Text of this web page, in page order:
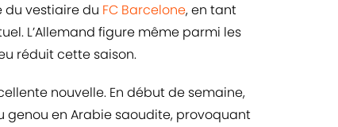
du vestiaire du FC Barcelone, en tant
L’Allemand figure même parmi les
réduit cette saison.
nouvelle. En début de semaine,
genou en Arabie saoudite, provoquant